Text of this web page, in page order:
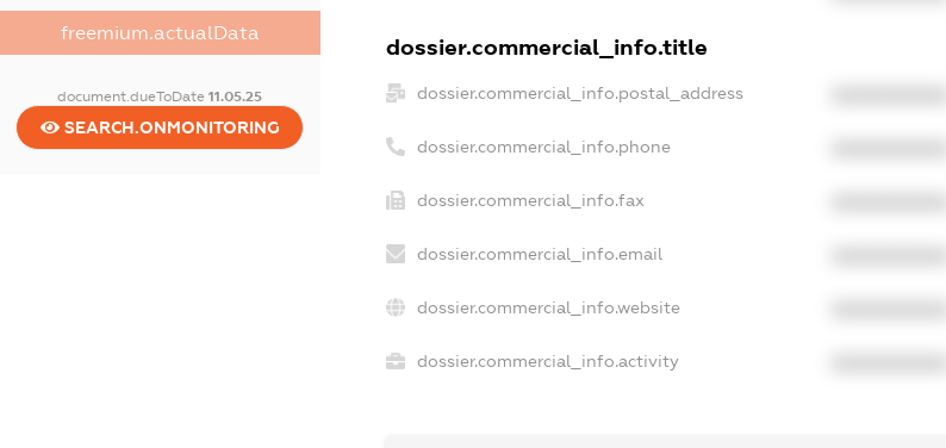
freemium.actualData
document.dueToDate11.05.25
SEARCH.ONMONITORING
dossier.commercial_info.title
dossier.commercial_info.postal_address
dossier.commercial_info.phone
dossier.commercial_info.fax
dossier.commercial_info.email
dossier.commercial_info.website
dossier.commercial_info.activity